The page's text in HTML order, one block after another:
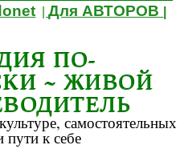
|Для АВТОРОВ
ПО-
~ ЖИВОЙ
самостоятельных
к себе